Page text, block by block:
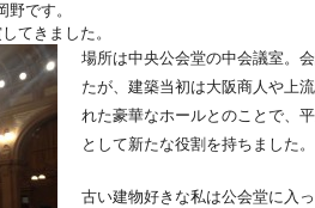
です。
てきました。
場所は中央公会堂の中会議室。
たが、建築当初は大阪商人や上
れた豪華なホールとのことで、
として新たな役割を持ちました。
古い建物好きな私は公会堂に入